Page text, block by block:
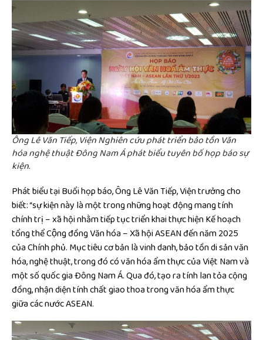
Ông Lê Văn Tiếp, Viện Nghiên cứu phát triển bảo tồn Văn
hóa nghệ thuật Đông Nam Á phát biểu tuyên bố họp báo sự
kiện.
Phát biểu tại Buổi họp báo, Ông Lê Văn Tiếp, Viện trưởng cho
biết: “sự kiện này là một trong những hoạt động mang tính
chính trị – xã hội nhằm tiếp tục triển khai thực hiện Kế hoạch
tổng thể Cộng đồng Văn hóa – Xã hội ASEAN đến năm 2025
của Chính phủ. Mục tiêu cơ bản là vinh danh, bảo tồn di sản văn
hóa, nghệ thuật, trong đó có văn hóa ẩm thực của Việt Nam và
một số quốc gia Đông Nam Á. Qua đó, tạo ra tính lan tỏa cộng
đồng, nhận diện tính chất giao thoa trong văn hóa ẩm thực
giữa các nước ASEAN.